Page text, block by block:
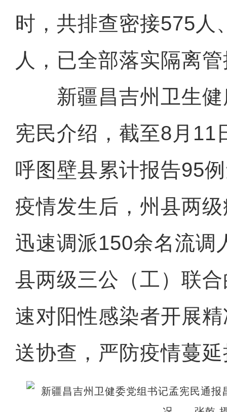
时，共排查密接575人
人，已全部落实隔离
新疆昌吉州卫生健
宪民介绍，截至8月11
呼图壁县累计报告95
疫情发生后，州县两
迅速调派150余名流调
县两级三公（工）联
速对阳性感染者开展
送协查，严防疫情蔓